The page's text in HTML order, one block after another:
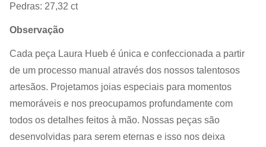
Pedras: 27,32 ct
Observação
Cada peça Laura Hueb é única e confeccionada a partir
de um processo manual através dos nossos talentosos
artesãos. Projetamos joias especiais para momentos
memoráveis e nos preocupamos profundamente com
todos os detalhes feitos à mão. Nossas peças são
desenvolvidas para serem eternas e isso nos deixa